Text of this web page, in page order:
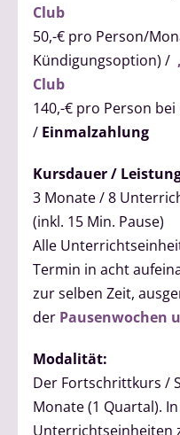
Club
50,-€ pro Person/
Kündigungsoption) /
Club
140,-€ pro Person
/ Einmalzahlung
Kursdauer /
3 Monate / 8
(inkl. 15 Min. Pause)
Alle
Termin in acht
zur selben Zeit,
der Pausenwochen
Modalität:
Der Fortschrittkurs /
Monate (1 Quartal).
Unterrichtseinheiten